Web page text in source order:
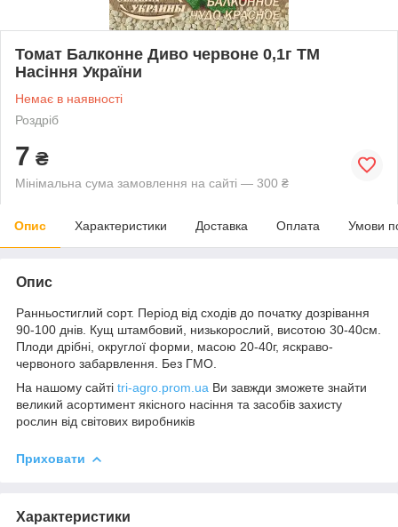
Томат Балконне Диво червоне 0,1г ТМ
Насіння України
Немає в наявності
Роздріб
7 ₴
Мінімальна сума замовлення на сайті — 300 ₴
Опис Характеристики Доставка Оплата Умови
Опис
Ранньостиглий сорт. Період від сходів до початку дозрівання
90-100 днів. Кущ штамбовий, низькорослий, висотою 30-40см.
Плоди дрібні, округлої форми, масою 20-40г, яскраво-
червоного забарвлення. Без ГМО.
На нашому сайті tri-agro.prom.ua Ви завжди зможете знайти
великий асортимент якісного насіння та засобів захисту
рослин від світових виробників
Приховати
Характеристики